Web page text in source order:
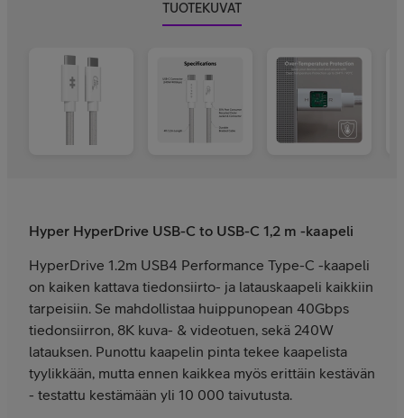
TUOTEKUVAT
Hyper HyperDrive USB-C to USB-C 1,2 m -kaapeli
HyperDrive 1.2m USB4 Performance Type-C -kaapeli
on kaiken kattava tiedonsiirto- ja latauskaapeli kaikkiin
tarpeisiin. Se mahdollistaa huippunopean 40Gbps
tiedonsiirron, 8K kuva- & videotuen, sekä 240W
latauksen. Punottu kaapelin pinta tekee kaapelista
tyylikkään, mutta ennen kaikkea myös erittäin kestävän
- testattu kestämään yli 10 000 taivutusta.